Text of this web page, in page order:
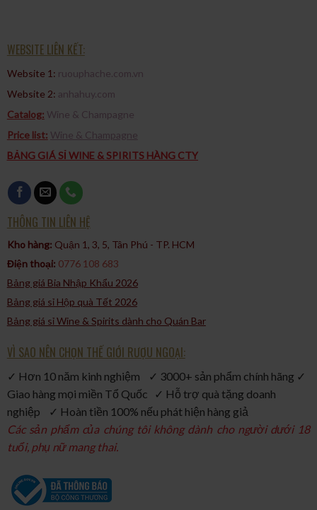
WEBSITE LIÊN KẾT:
Website 1: ruouphache.com.vn
Website 2: anhahuy.com
Catalog: Wine & Champagne
Price list: Wine & Champagne
BẢNG GIÁ SỈ WINE & SPIRITS HÀNG CTY
THÔNG TIN LIÊN HỆ
Kho hàng: Quận 1, 3, 5, Tân Phú - TP. HCM​
Điện thoại: 0776 108 683
Bảng giá Bia Nhập Khẩu 2026
Bảng giá sỉ Hộp quà Tết 2026
Bảng giá sỉ Wine & Spirits dành cho Quán Bar
VÌ SAO NÊN CHỌN THẾ GIỚI RƯỢU NGOẠI:
✓ Hơn 10 năm kinh nghiệm ✓ 3000+ sản phẩm chính hãng ✓
Giao hàng mọi miền Tổ Quốc ✓ Hỗ trợ quà tặng doanh
nghiệp ✓ Hoàn tiền 100% nếu phát hiện hàng giả
Các sản phẩm của chúng tôi không dành cho người dưới 18
tuổi, phụ nữ mang thai.